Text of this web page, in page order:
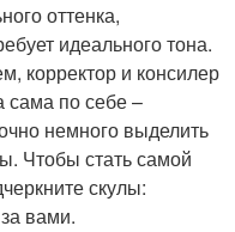
оттенка,
идеального тона.
корректор и консилер
сама по себе –
немного выделить
Чтобы стать самой
скулы:
вами.